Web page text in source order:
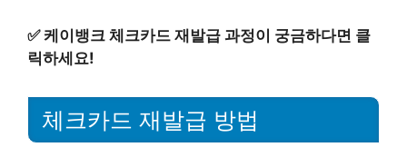
✅케이뱅크 체크카드 재발급 과정이 궁금하다면 클
릭하세요!
체크카드 재발급 방법